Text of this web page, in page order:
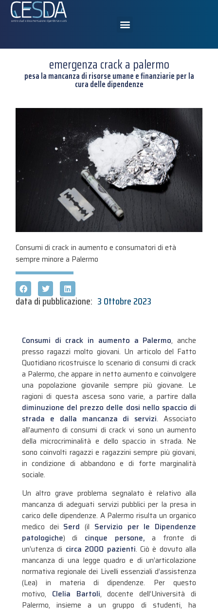
emergenza crack a palermo
pesa la mancanza di risorse umane e finanziarie per la
cura delle dipendenze
Consumi di crack in aumento e consumatori di età
sempre minore a Palermo
data di pubblicazione: 3 Ottobre 2023
Consumi di crack in aumento a Palermo, anche
presso ragazzi molto giovani. Un articolo del Fatto
Quotidiano ricostruisce lo scenario di consumi di crack
a Palermo, che appare in netto aumento e coinvolgere
una popolazione giovanile sempre più giovane. Le
ragioni di questa ascesa sono varie, a partire dalla
diminuzione del prezzo delle dosi nello spaccio di
strada e dalla mancanza di servizi. Associato
all’aumento di consumi di crack vi sono un aumento
della microcriminalità e dello spaccio in strada. Ne
sono coinvolti ragazzi e ragazzini sempre più giovani,
in condizione di abbandono e di forte marginalità
sociale.
Un altro grave problema segnalato è relativo alla
mancanza di adeguati servizi pubblici per la presa in
carico delle dipendenze. A Palermo risulta un organico
medico dei Serd (il Servizio per le Dipendenze
patologiche) di cinque persone,a fronte di
un’utenza di circa 2000 pazienti. Ciò è dovuto alla
mancanza di una legge quadro e di un’articolazione
normativa regionale dei Livelli essenziali d’assistenza
(Lea) in materia di dipendenze. Per questo
motivo, Clelia Bartoli, docente dell’Università di
Palermo, insieme a un gruppo di studenti, ha